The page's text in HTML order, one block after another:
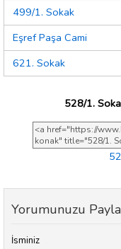
499/1. Sokak
Eşref Paşa Cami
621. Sokak
528/1.
Yorumunuzu
İsminiz